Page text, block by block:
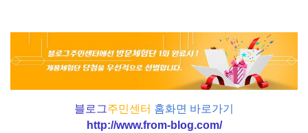
블로그주민센터 홈화면 바로가기
http://www.from-blog.com/